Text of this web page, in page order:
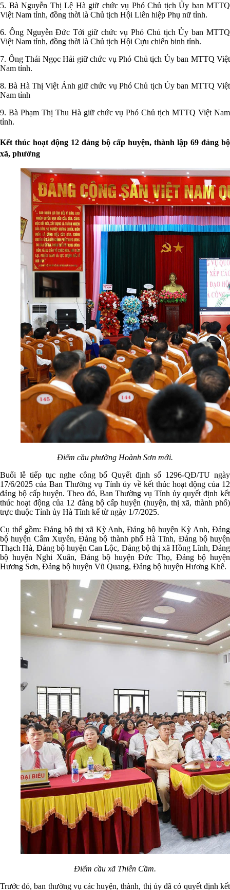
5. Bà Nguyễn Thị Lệ Hà giữ chức vụ Phó Chủ tịch Ủy ban MTTQ
Việt Nam tỉnh, đồng thời là Chủ tịch Hội Liên hiệp Phụ nữ tỉnh.
6. Ông Nguyễn Đức Tới giữ chức vụ Phó Chủ tịch Ủy ban MTTQ
Việt Nam tỉnh, đồng thời là Chủ tịch Hội Cựu chiến binh tỉnh.
7. Ông Thái Ngọc Hải giữ chức vụ Phó Chủ tịch Ủy ban MTTQ Việt
Nam tỉnh.
8. Bà Hà Thị Việt Ánh giữ chức vụ Phó Chủ tịch Ủy ban MTTQ Việt
Nam tỉnh
9. Bà Phạm Thị Thu Hà giữ chức vụ Phó Chủ tịch MTTQ Việt Nam
tỉnh.
Kết thúc hoạt động 12 đảng bộ cấp huyện, thành lập 69 đảng bộ
xã, phường
Điểm cầu phường Hoành Sơn mới.
Buổi lễ tiếp tục nghe công bố Quyết định số 1296-QĐ/TU ngày
17/6/2025 của Ban Thường vụ Tỉnh ủy về kết thúc hoạt động của 12
đảng bộ cấp huyện. Theo đó, Ban Thường vụ Tỉnh ủy quyết định kết
thúc hoạt động của 12 đảng bộ cấp huyện (huyện, thị xã, thành phố)
trực thuộc Tỉnh ủy Hà Tĩnh kể từ ngày 1/7/2025.
Cụ thể gồm: Đảng bộ thị xã Kỳ Anh, Đảng bộ huyện Kỳ Anh, Đảng
bộ huyện Cẩm Xuyên, Đảng bộ thành phố Hà Tĩnh, Đảng bộ huyện
Thạch Hà, Đảng bộ huyện Can Lộc, Đảng bộ thị xã Hồng Lĩnh, Đảng
bộ huyện Nghi Xuân, Đảng bộ huyện Đức Thọ, Đảng bộ huyện
Hương Sơn, Đảng bộ huyện Vũ Quang, Đảng bộ huyện Hương Khê.
Điểm cầu xã Thiên Cầm.
Trước đó, ban thường vụ các huyện, thành, thị ủy đã có quyết định kết